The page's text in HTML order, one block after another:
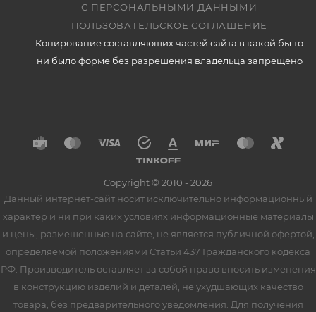
С ПЕРСОНАЛЬНЫМИ ДАННЫМИ
ПОЛЬЗОВАТЕЛЬСКОЕ СОГЛАШЕНИЕ
Копирование составляющих частей сайта в какой бы то
ни было форме без разрешения владельца запрещено
Copyright © 2010 - 2026
Данный интернет-сайт носит исключительно информационный
характер и ни при каких условиях информационные материалы
и цены, размещенные на сайте, не является публичной офертой,
определяемой положениями Статьи 437 Гражданского кодекса
РФ. Производитель оставляет за собой право вносить изменения
в конструкцию изделий и деталей, не ухудшающих качество
товара, без предварительного уведомления. Для получения